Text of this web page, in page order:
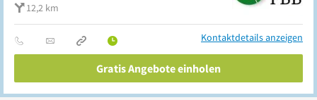
12,2 km
Kontaktdetails anzeigen
Gratis Angebote einholen